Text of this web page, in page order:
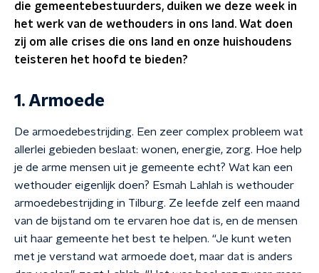
die gemeentebestuurders, duiken we deze week in
het werk van de wethouders in ons land. Wat doen
zij om alle crises die ons land en onze huishoudens
teisteren het hoofd te bieden?
1. Armoede
De armoedebestrijding. Een zeer complex probleem wat
allerlei gebieden beslaat: wonen, energie, zorg. Hoe help
je de arme mensen uit je gemeente echt? Wat kan een
wethouder eigenlijk doen? Esmah Lahlah is wethouder
armoedebestrijding in Tilburg. Ze leefde zelf een maand
van de bijstand om te ervaren hoe dat is, en de mensen
uit haar gemeente het best te helpen. “Je kunt weten
met je verstand wat armoede doet, maar dat is anders